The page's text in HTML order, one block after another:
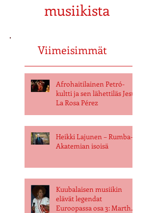
musiikista
Viimeisimmät
Afrohaitilainen Petró-
kultti ja sen lähettiläs Jesús
La Rosa Pérez
Heikki Lajunen – Rumba-
Akatemian isoisä
Kuubalaisen musiikin
elävät legendat
Euroopassa osa 3: Martha